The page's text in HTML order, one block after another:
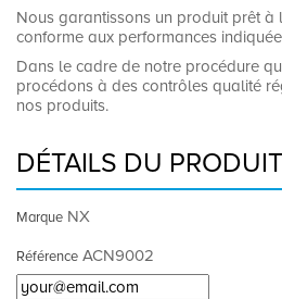
Nous garantissons un produit prêt à
conforme aux performances
Dans le cadre de notre procédure
procédons à des contrôles qualité
nos produits.
DÉTAILS DU PRODUIT
Marque NX
Référence ACN9002